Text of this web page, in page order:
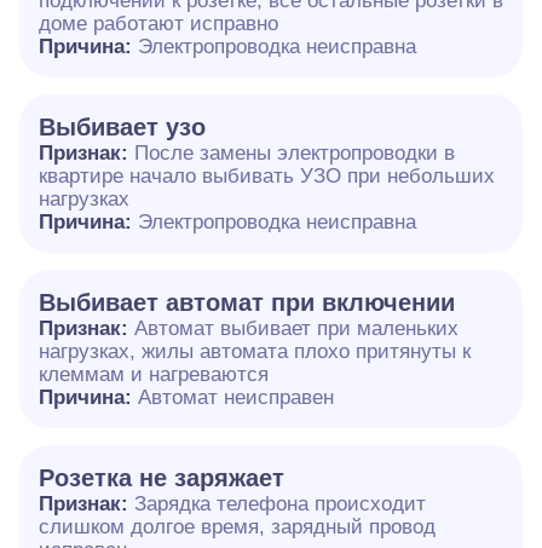
доме работают исправно
Причина: Электропроводка неисправна
Выбивает узо
Признак: После замены электропроводки в
квартире начало выбивать УЗО при небольших
нагрузках
Причина: Электропроводка неисправна
Выбивает автомат при включении
Признак: Автомат выбивает при маленьких
нагрузках, жилы автомата плохо притянуты к
клеммам и нагреваются
Причина: Автомат неисправен
Розетка не заряжает
Признак: Зарядка телефона происходит
слишком долгое время, зарядный провод